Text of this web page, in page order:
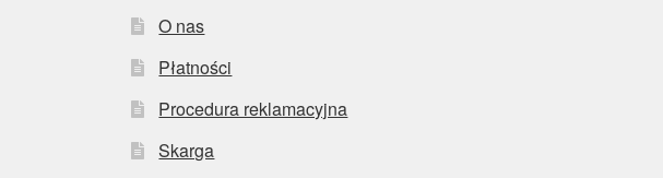
O nas
Płatności
Procedura reklamacyjna
Skarga